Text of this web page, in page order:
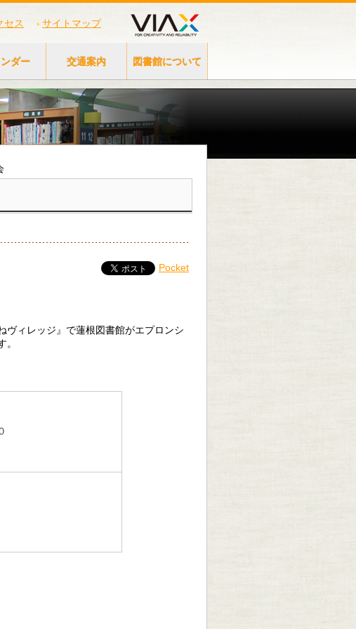
セス サイトマップ
ダー 交通案内 図書館について
Pocket
ヴィレッジ』で蓮根図書館がエプロンシ